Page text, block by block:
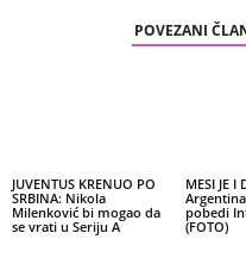
POVEZANI
JUVENTUS KRENUO PO
SRBINA: Nikola
Milenković bi mogao da
se vrati u Seriju A
MESI JE I
pobedi
(FOTO)